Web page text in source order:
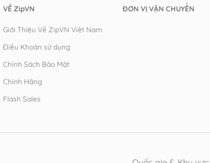
VỀ ZipVN
Giới Thiệu Về ZipVN Việt Nam
Điều Khoản sử dụng
Chính Sách Bảo Mật
Chính Hãng
Flash Sales
ĐƠN VỊ VẬN CHUYỂN